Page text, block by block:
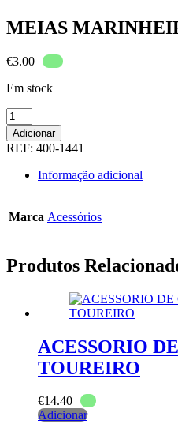
MEIAS
€3.00
Em stock
Quantidade
de
MEIAS
MARINHEIRA
18471
Adicionar
REF: 400-1441
Informação adicional
Marca Acessórios
Produtos
ACESSORIO
TOUREIRO
€14.40
Adicionar